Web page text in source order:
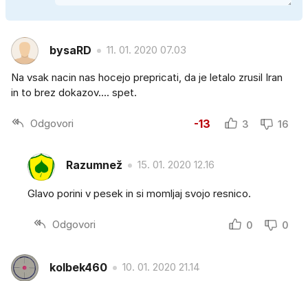
bysaRD 11. 01. 2020 07.03
Na vsak nacin nas hocejo prepricati, da je letalo zrusil Iran
in to brez dokazov.... spet.
Odgovori -13 3 16
Razumnež 15. 01. 2020 12.16
Glavo porini v pesek in si momljaj svojo resnico.
Odgovori 0 0
kolbek460 10. 01. 2020 21.14